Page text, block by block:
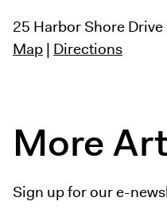
25 Harbor Shore Drive
Map| Directions
More Art
Sign up for our e-